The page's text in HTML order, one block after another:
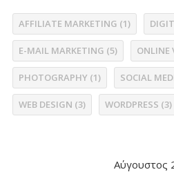
AFFILIATE MARKETING (1)
E-MAIL MARKETING (5) ONLINE
PHOTOGRAPHY (1) SOCIAL
WEB DESIGN (3) WORDPRESS (3)
Αύγουστος